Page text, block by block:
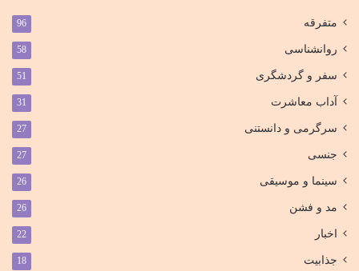
متفرقه 96
روانشناسی 58
سفر و گردشگری 51
آداب معاشرت 31
سرگرمی و دانستنی 27
جنسی 27
سینما و موسیقی 26
مد و فشن 26
اخبار 22
جذابیت 18